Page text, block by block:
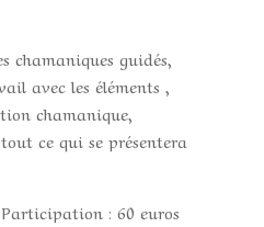
chamaniques guidés,
avec les éléments ,
chamanique,
ce qui se présentera
: 60 euros